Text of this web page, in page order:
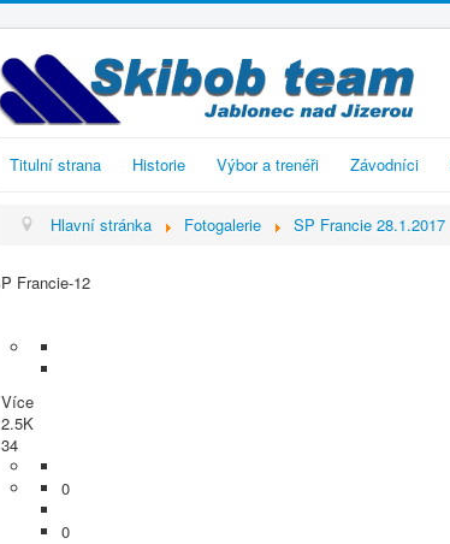
Titulní strana Historie Výbor a trenéři Závodníci
Hlavní stránka Fotogalerie SP Francie 28.1.2017
Více
2.5K
34
0
0